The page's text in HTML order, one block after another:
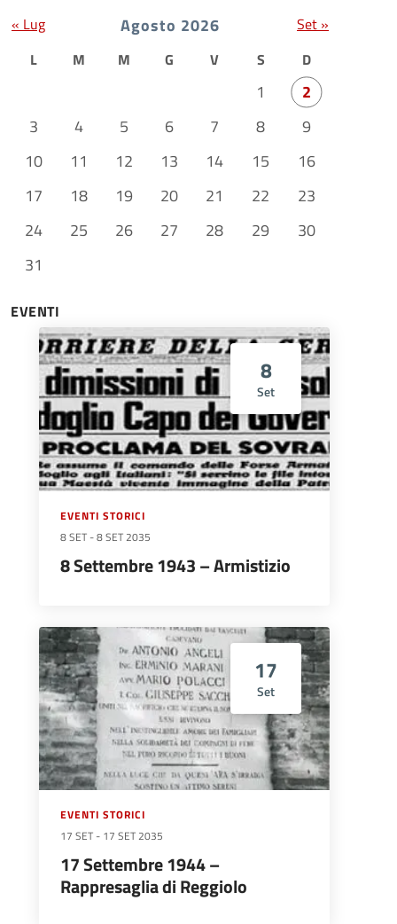
Agosto 2026
L M M G V S D
1
2
3
4 5 6 7 8
9
10
11 12 13 14 15
16
17
18 19 20 21 22
23
24
25 26 27 28 29
30
31
« Lug Set »
EVENTI
8
Set
EVENTI STORICI
8 SET -8 SET 2035
8 Settembre 1943 – Armistizio
17
Set
EVENTI STORICI
17 SET - 17 SET 2035
17 Settembre 1944 –
Rappresaglia di Reggiolo